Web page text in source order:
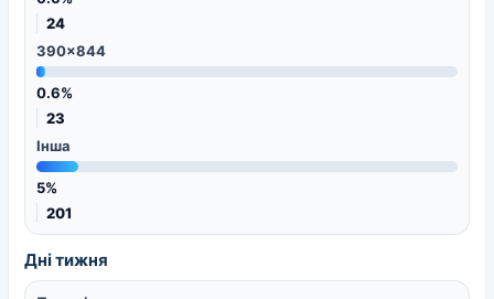
24
390x844
0.6%
23
Інша
5%
201
Дні тижня